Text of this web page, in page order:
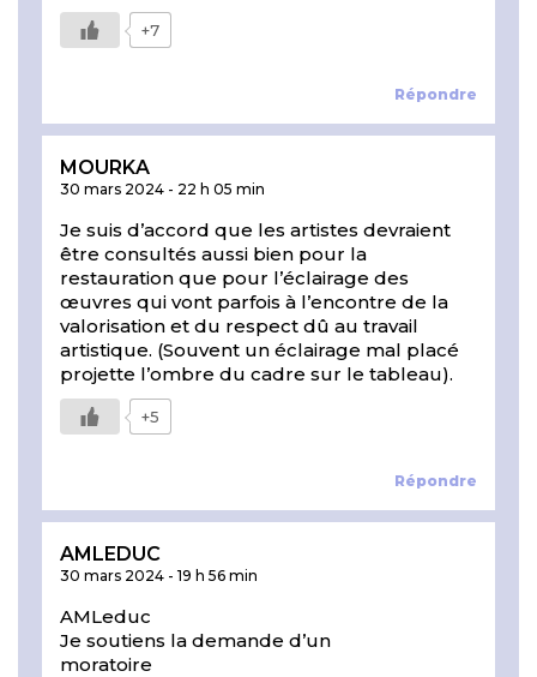
Répondre
+7
Répondre
MOURKA
30 mars 2024 - 22 h 05 min
Je suis d’accord que les artistes devraient
être consultés aussi bien pour la
restauration que pour l’éclairage des
œuvres qui vont parfois à l’encontre de la
valorisation et du respect dû au travail
artistique. (Souvent un éclairage mal placé
projette l’ombre du cadre sur le tableau).
+5
AMLEDUC
30 mars 2024 - 19 h 56 min
AMLeduc
Je soutiens la demande d’un
moratoire